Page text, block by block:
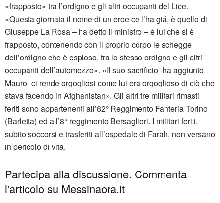
«frapposto» tra l’ordigno e gli altri occupanti del Lice.
«Questa giornata il nome di un eroe ce l’ha giá, è quello di
Giuseppe La Rosa – ha detto il ministro – è lui che si è
frapposto, contenendo con il proprio corpo le schegge
dell’ordigno che è esploso, tra lo stesso ordigno e gli altri
occupanti dell’automezzo». «Il suo sacrificio -ha aggiunto
Mauro- ci rende orgogliosi come lui era orgoglioso di ciò che
stava facendo in Afghanistan». Gli altri tre militari rimasti
feriti sono appartenenti all’82° Reggimento Fanteria Torino
(Barletta) ed all’8° reggimento Bersaglieri. I militari feriti,
subito soccorsi e trasferiti all’ospedale di Farah, non versano
in pericolo di vita.
Partecipa alla discussione. Commenta
l'articolo su Messinaora.it